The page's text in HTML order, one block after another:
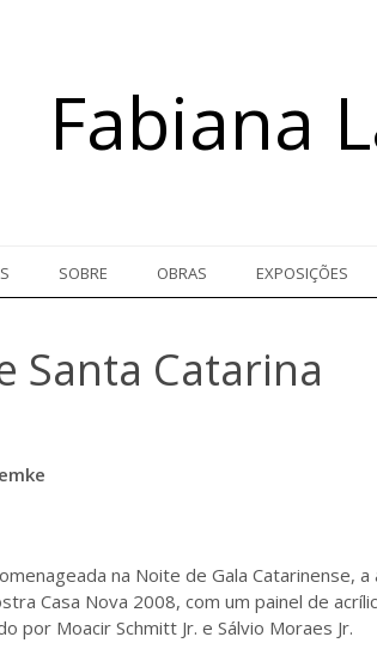
Fabiana
SOBRE OBRAS EXPOSIÇÕES
Santa Catarina
na Noite de Gala Catarinense,
Casa Nova 2008, com um painel de
por Moacir Schmitt Jr. e Sálvio Moraes Jr.